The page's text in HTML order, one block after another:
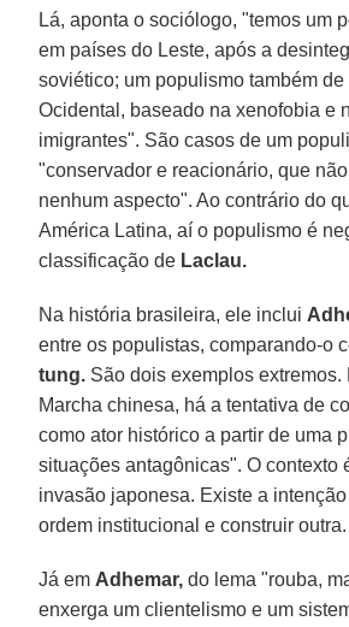
Lá, aponta o sociólogo, "temos um
em países do Leste, após a
soviético; um populismo também
Ocidental, baseado na xenofobia e
imigrantes". São casos de um
"conservador e reacionário, que
nenhum aspecto". Ao contrário do
América Latina, aí o populismo é
classificação de Laclau.
Na história brasileira, ele inclui
entre os populistas, comparando-o
tung. São dois exemplos extremos.
Marcha chinesa, há a tentativa de
como ator histórico a partir de uma
situações antagônicas". O contexto
invasão japonesa. Existe a
ordem institucional e construir outra.
Já em Adhemar, do lema "rouba,
enxerga um clientelismo e um